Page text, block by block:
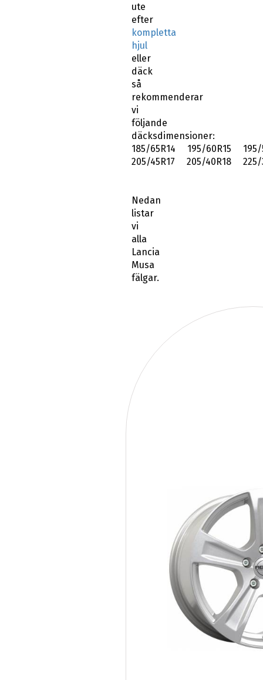
ute
efter
kompletta
hjul
eller
däck
så
rekommenderar
vi
följande
däcksdimensioner:
185/65R14 195/60R15 195/
205/45R17 205/40R18 225/
Nedan
listar
vi
alla
Lancia
Musa
fälgar.